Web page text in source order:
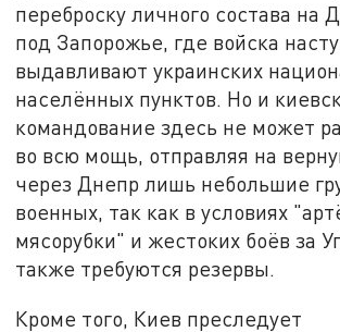
переброску личного состава на
под Запорожье, где войска
выдавливают украинских
населённых пунктов. Но и
командование здесь не может
во всю мощь, отправляя на
через Днепр лишь небольшие
военных, так как в условиях
мясорубки" и жестоких боёв за
также требуются резервы.
Кроме того, Киев преследует